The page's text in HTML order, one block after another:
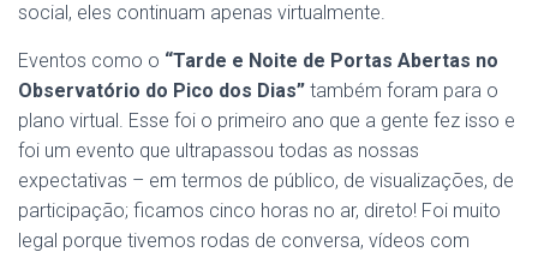
social, eles continuam apenas virtualmente.
Eventos como o “Tarde e Noite de Portas Abertas no
Observatório do Pico dos Dias” também foram para o
plano virtual. Esse foi o primeiro ano que a gente fez isso e
foi um evento que ultrapassou todas as nossas
expectativas – em termos de público, de visualizações, de
participação; ficamos cinco horas no ar, direto! Foi muito
legal porque tivemos rodas de conversa, vídeos com